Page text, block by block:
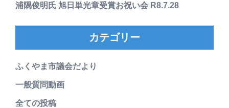
浦隅俊明氏 旭日単光章受賞お祝い会 R8.7.28
カテゴリー
ふくやま市議会だより
一般質問動画
全ての投稿